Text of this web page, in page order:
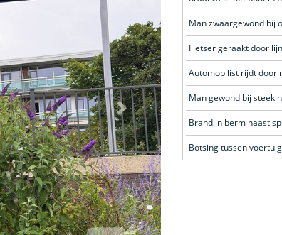
Volgende
Man zwaargewond bij
Fietser geraakt door
Automobilist rijdt door
Man gewond bij
Brand in berm naast
Botsing tussen